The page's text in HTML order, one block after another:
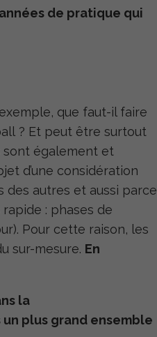
de pratique qui
que faut-il faire
? Et peut être surtout
sont également et
d’une considération
des autres et aussi parce
: phases de
Pour cette raison, les
sur-mesure. En
la
plus grand ensemble